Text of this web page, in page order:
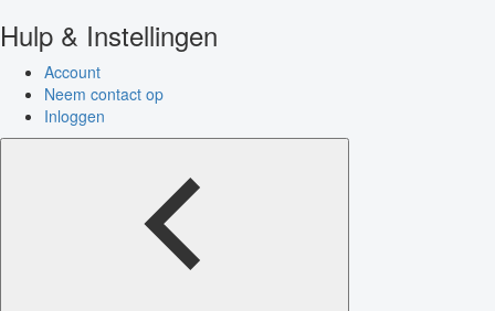
Hulp & Instellingen
Account
Neem contact op
Inloggen